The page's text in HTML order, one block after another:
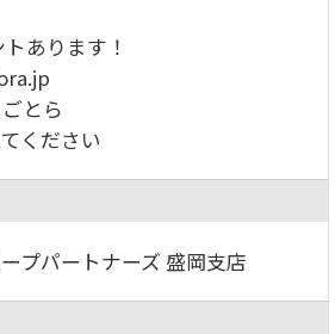
あります！
とら
ください
プパートナーズ 盛岡支店